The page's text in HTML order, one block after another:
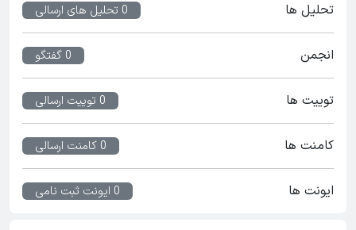
تحلیل ها 0 تحلیل های ارسالی
انجمن 0 گفتگو
توییت ها 0 توییت ارسالی
کامنت ها 0 کامنت ارسالی
ایونت ها 0 ایونت ثبت نامی